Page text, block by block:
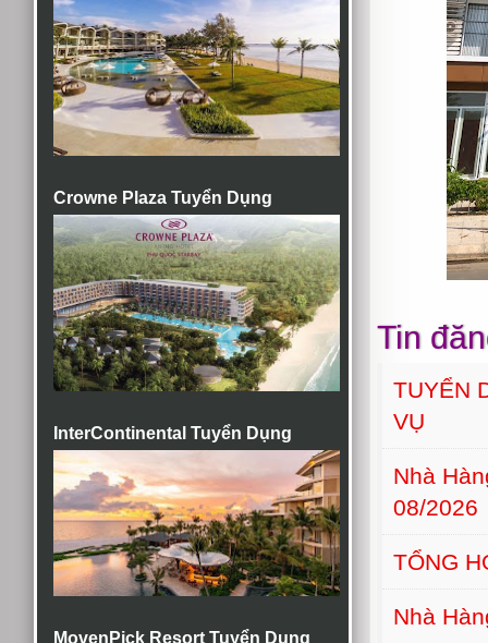
Crowne Plaza Tuyển Dụng
InterContinental Tuyển Dụng
MovenPick Resort Tuyển Dụng
Tin
TUYỂN
VỤ
Nhà
08/2026
TỔNG
Nhà